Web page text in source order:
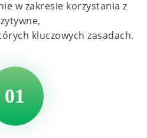
w zakresie korzystania z
kluczowych zasadach.
01